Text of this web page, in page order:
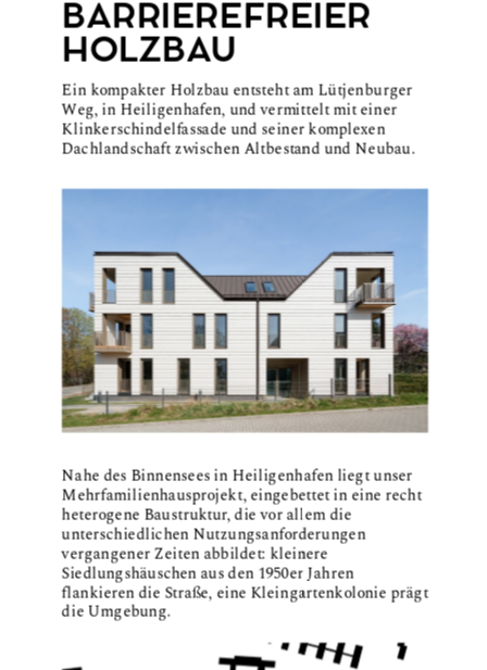
BARRIEREFREIER
HOLZBAU
Ein kompakter Holzbau entsteht am Lütjenburger
Weg, in Heiligenhafen, und vermittelt mit einer
Klinkerschindelfassade und seiner komplexen
Dachlandschaft zwischen Altbestand und Neubau.
Nahe des Binnensees in Heiligenhafen liegt unser
Mehrfamilienhausprojekt, eingebettet in eine recht
heterogene Baustruktur, die vor allem die
unterschiedlichen Nutzungsanforderungen
vergangener Zeiten abbildet: kleinere
Siedlungshäuschen aus den 1950er Jahren
flankieren die Straße, eine Kleingartenkolonie prägt
die Umgebung.